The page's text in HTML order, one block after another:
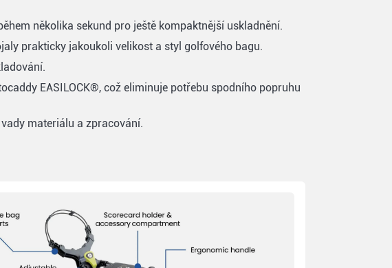
několika sekund pro ještě kompaktnější uskladnění.
prakticky jakoukoli velikost a styl golfového bagu.
EASILOCK®, což eliminuje potřebu spodního popruhu
materiálu a zpracování.